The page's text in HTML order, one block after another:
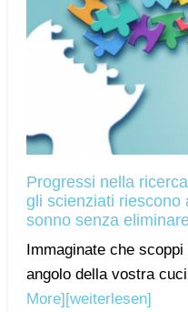
Progressi nella
gli scienziati riescono
sonno senza
Immaginate che
angolo della vostra
More] [weiterlesen]